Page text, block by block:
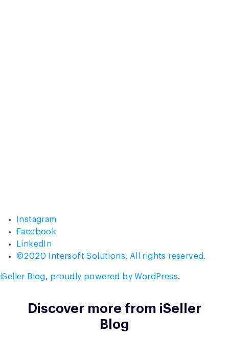
Instagram
Facebook
LinkedIn
©2020 Intersoft Solutions. All rights reserved.
iSeller Blog, proudly powered by WordPress.
Discover more from iSeller
Blog